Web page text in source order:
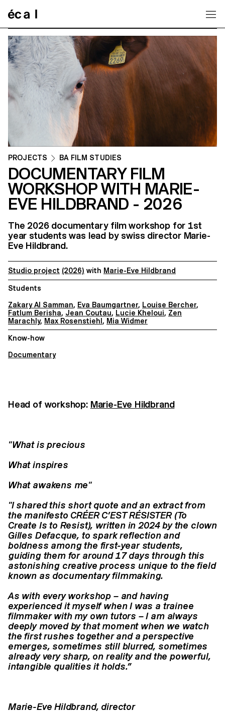
PROJECTS BA FILM STUDIES
DOCUMENTARY FILM
WORKSHOP WITH MARIE-
EVE HILDBRAND - 2026
The 2026 documentary film workshop for 1st
year students was lead by swiss director Marie-
Eve Hildbrand.
Studio project (2026) with Marie-Eve Hildbrand
Students
Zakary Al Samman, Eva Baumgartner, Louise Bercher,
Fatlum Berisha, Jean Coutau, Lucie Kheloui, Zen
Marachly, Max Rosenstiehl , Mia Widmer
Know-how
Documentary
Head of workshop: Marie-Eve Hildbrand
"What is precious
What inspires
What awakens me"
"I shared this short quote and an extract from
the manifesto CRÉER C’EST RÉSISTER (To
Create Is to Resist), written in 2024 by the clown
Gilles Defacque, to spark reflection and
boldness among the first-year students,
guiding them for around 17 days through this
astonishing creative process unique to the field
known as documentary filmmaking.
As with every workshop – and having
experienced it myself when I was a trainee
filmmaker with my own tutors – I am always
deeply moved by that moment when we watch
the first rushes together and a perspective
emerges, sometimes still blurred, sometimes
already very sharp, on reality and the powerful,
intangible qualities it holds.”
Marie-Eve Hildbrand, director